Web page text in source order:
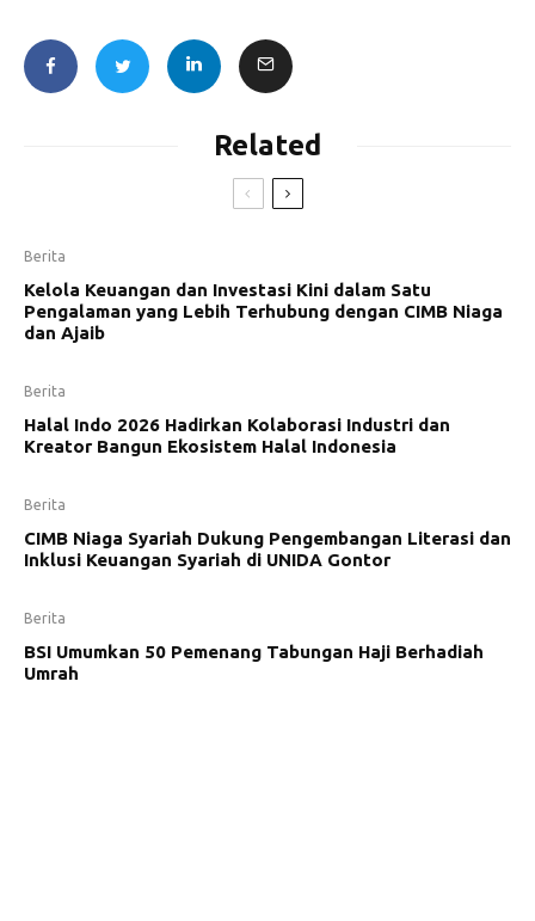
Related
Berita
Kelola Keuangan dan Investasi Kini dalam Satu
Pengalaman yang Lebih Terhubung dengan CIMB Niaga
dan Ajaib
Berita
Halal Indo 2026 Hadirkan Kolaborasi Industri dan
Kreator Bangun Ekosistem Halal Indonesia
Berita
CIMB Niaga Syariah Dukung Pengembangan Literasi dan
Inklusi Keuangan Syariah di UNIDA Gontor
Berita
BSI Umumkan 50 Pemenang Tabungan Haji Berhadiah
Umrah